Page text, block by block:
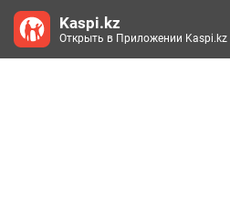
Kaspi.kz
Открыть в Приложении Kaspi.kz